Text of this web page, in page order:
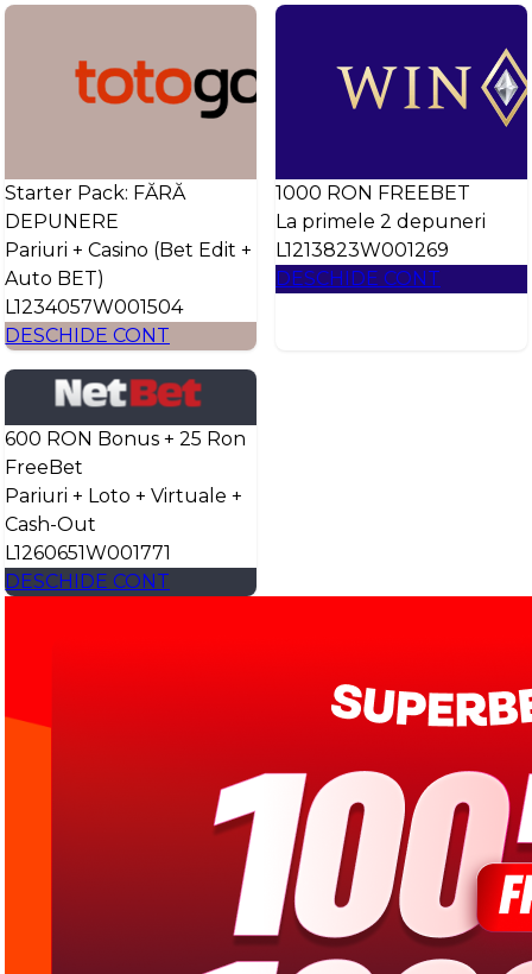
Starter Pack: FĂRĂ
DEPUNERE
Pariuri + Casino (Bet Edit +
Auto BET)
L1234057W001504
DESCHIDE CONT
1000 RON FREEBET
La primele 2 depuneri
L1213823W001269
DESCHIDE CONT
600 RON Bonus + 25 Ron
FreeBet
Pariuri + Loto + Virtuale +
Cash-Out
L1260651W001771
DESCHIDE CONT